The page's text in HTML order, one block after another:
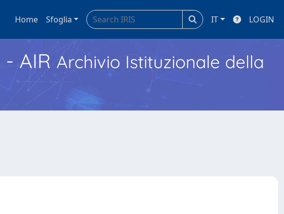
Home Sfoglia IT LOGIN
- AIR Archivio Istituzionale della